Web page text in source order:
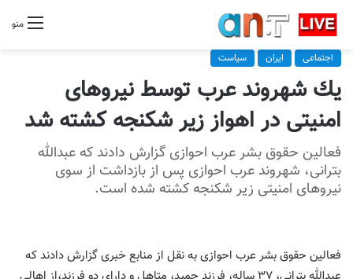
منو
اجتماعی ایران سیاست
يك شهروند عرب توسط نيروهاى
امنيتى در اهواز زير شكنجه كشته شد
فعالین حقوق بشر عرب احوازی گزارش دادند كه عبدالله
بترانى، شهروند عرب احوازی پس از بازداشت از سوی
نیروهای امنیتی زیر شکنجه کشته شده است.
فعالین حقوق بشر عرب احوازی به نقل از منابع خبرى گزارش دادند كه